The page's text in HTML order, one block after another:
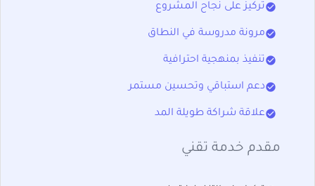
check_circleتركيز على نجاح المشروع
check_circleمرونة مدروسة في النطاق
check_circleتنفيذ بمنهجية احترافية
check_circleدعم استباقي وتحسين مستمر
check_circleعلاقة شراكة طويلة المد
مقدم خدمة تقني